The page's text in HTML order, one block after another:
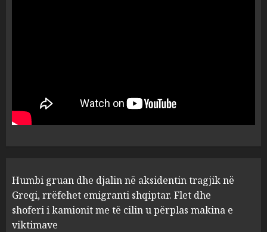
1
rrëfehet emigranti shqiptar.
Flet dhe shoferi i kamionit me
të cilin u përplas makina e
2
dhe BE? Rasti i 32-vjeçares
turke vë në dilemë Shqipërinë
AUGUST 7, 2026
Humbi gruan dhe djalin në aksidentin tragjik në
Greqi, rrëfehet emigranti shqiptar. Flet dhe
shoferi i kamionit me të cilin u përplas makina e
viktimave